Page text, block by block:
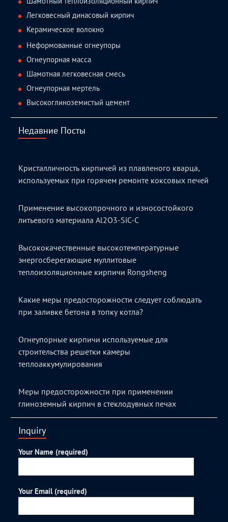
Легковесный динасовый кирпич
Керамическое волокно
Неформованные огнеупоры
Огнеупорная масса
Шамотная легковесная смесь
Огнеупорная мертель
Высокоглиноземистый цемент
Недавние Посты
Кристалличность кирпичей из плавленого кварца,
используемых при горячем ремонте коксовых печей
Применение высокопрочного и износостойкого
литьевого материала Al2O3-SiC-C
Высококачественные высокотемпературные
энергосберегающие муллитовые
теплоизоляционные кирпичи Rongsheng
Какие меры предосторожности следует соблюдать
при заливке бетона в топку котла?
Огнеупорные кирпичи используемые для
строительства решетки камеры
теплоаккумулирования
Меры предосторожности при применении
глиноземный кирпич в стеклодувных печах
Inquiry
Your Name (required)
Your Email (required)